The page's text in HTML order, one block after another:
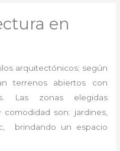
en
arquitectónicos; según
terrenos abiertos con
Las zonas elegidas
son: jardines,
brindando un espacio